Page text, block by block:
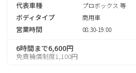
代表車種 プロボックス 等
ボディタイプ 商用車
営業時間 08:30-19:00
6時間まで6,600円
免責補償制度1,100円